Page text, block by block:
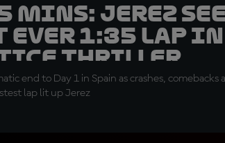
5 MINS: Jerez
1:35 lap in
thriller
end to Day 1 in Spain as crashes, comebacks
lap lit up Jerez